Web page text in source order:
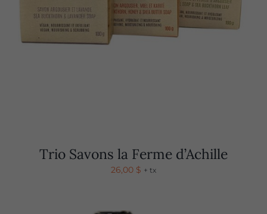
Trio Savons la Ferme d’Achille
26,00 $ + tx